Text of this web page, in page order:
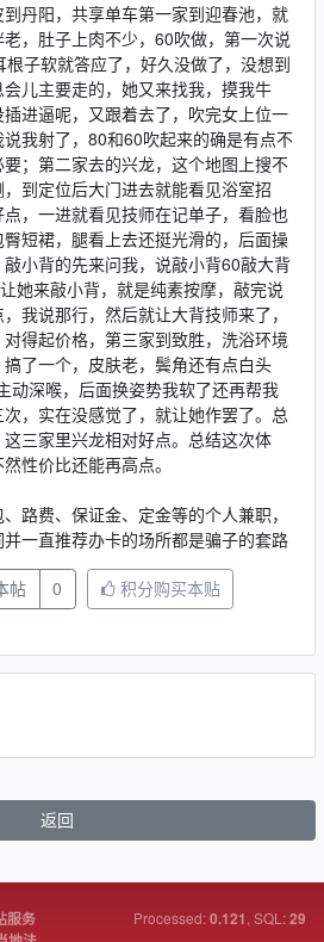
丹阳，共享单车第一家到迎春池，就
，肚子上肉不少，60吹做，第一次说
子软就答应了，好久没做了，没想到
儿主要走的，她又来找我，摸我牛
进逼呢，又跟着去了，吹完女上位一
我射了，80和60吹起来的确是有点不
；第二家去的兴龙，这个地图上搜不
到定位后大门进去就能看见浴室招
，一进就看见技师在记单子，看脸也
短裙，腿看上去还挺光滑的，后面操
小背的先来问我，说敲小背60敲大背
她来敲小背，就是纯素按摩，敲完说
我说那行，然后就让大背技师来了，
得起价格，第三家到致胜，洗浴环境
了一个，皮肤老，鬓角还有点白头
动深喉，后面换姿势我软了还再帮我
，实在没感觉了，就让她作罢了。总
三家里兴龙相对好点。总结这次体
性价比还能再高点。
路费、保证金、定金等的个人兼职，
一直推荐办卡的场所都是骗子的套路
帖 0 积分购买本贴
返回
服务
Processed:0.121, SQL:29